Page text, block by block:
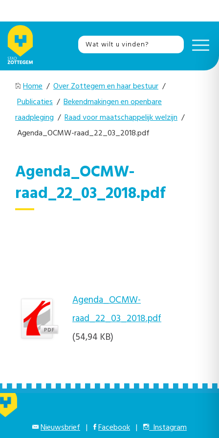
Home / Over Zottegem en haar bestuur /
Publicaties / Bekendmakingen en openbare
raadpleging / Raad voor maatschappelijk welzijn /
Agenda_OCMW-raad_22_03_2018.pdf
Agenda_OCMW-
raad_22_03_2018.pdf
Agenda_OCMW-
raad_22_03_2018.pdf
(54,94 KB)
Nieuwsbrief | Facebook | Instagram